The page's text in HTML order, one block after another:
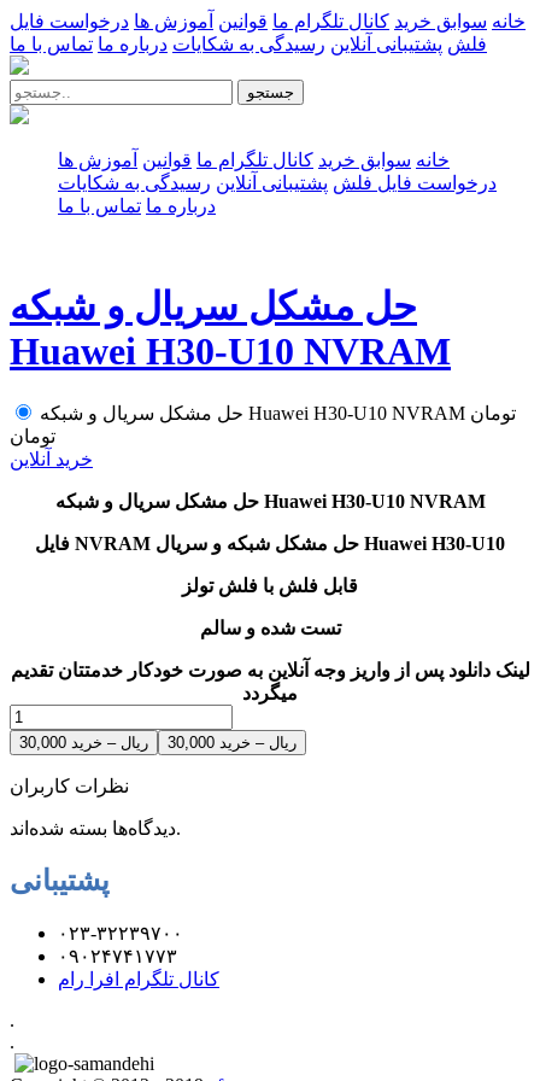
خانه سوابق خرید کانال تلگرام ما قوانین آموزش ها درخواست فایل
فلش پشتیبانی آنلاین رسیدگی به شکایات درباره ما تماس با ما
جستجو
خانه سوابق خرید کانال تلگرام ما قوانین آموزش ها
درخواست فایل فلش پشتیبانی آنلاین رسیدگی به شکایات
درباره ما تماس با ما
حل مشکل سریال و شبکه
Huawei H30-U10 NVRAM
حل مشکل سریال و شبکه Huawei H30-U10 NVRAM تومان
تومان
خرید آنلاین
حل مشکل سریال و شبکه Huawei H30-U10 NVRAM
فایل NVRAM حل مشکل شبکه و سریال Huawei H30-U10
قابل فلش با فلش تولز
تست شده و سالم
لینک دانلود پس از واریز وجه آنلاین به صورت خودکار خدمتتان تقدیم
میگردد
30,000 ریال – خرید
نظرات کاربران
دیدگاه‌ها بسته شده‌اند.
پشتیبانی
۰۲۳-۳۲۲۳۹۷۰۰
۰۹۰۲۴۷۴۱۷۷۳
کانال تلگرام افرا رام
.
.